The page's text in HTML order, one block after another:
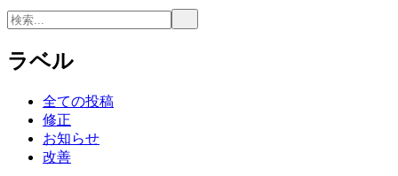
ラベル
全ての投稿
修正
お知らせ
改善